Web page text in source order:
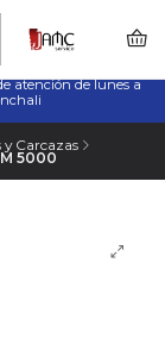
y Servicio
atención de lunes a
y Carcazas
5000